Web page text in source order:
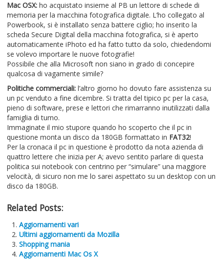
Mac OSX: ho acquistato insieme al PB un lettore di schede di
memoria per la macchina fotografica digitale. L’ho collegato al
Powerbook, si è installato senza battere ciglio; ho inserito la
scheda Secure Digital della macchina fotografica, si è aperto
automaticamente iPhoto ed ha fatto tutto da solo, chiedendomi
se volevo importare le nuove fotografie!
Possibile che alla Microsoft non siano in grado di concepire
qualcosa di vagamente simile?
Politiche commerciali: l’altro giorno ho dovuto fare assistenza su
un pc venduto a fine dicembre. Si tratta del tipico pc per la casa,
pieno di software, prese e lettori che rimarranno inutilizzati dalla
famiglia di turno.
Immaginate il mio stupore quando ho scoperto che il pc in
questione monta un disco da 180GB formattato in FAT32!
Per la cronaca il pc in questione è prodotto da nota azienda di
quattro lettere che inizia per A; avevo sentito parlare di questa
politica sui notebook con centrino per “simulare” una maggiore
velocità, di sicuro non me lo sarei aspettato su un desktop con un
disco da 180GB.
Related Posts:
Aggiornamenti vari
Ultimi aggiornamenti da Mozilla
Shopping mania
Aggiornamenti Mac Os X